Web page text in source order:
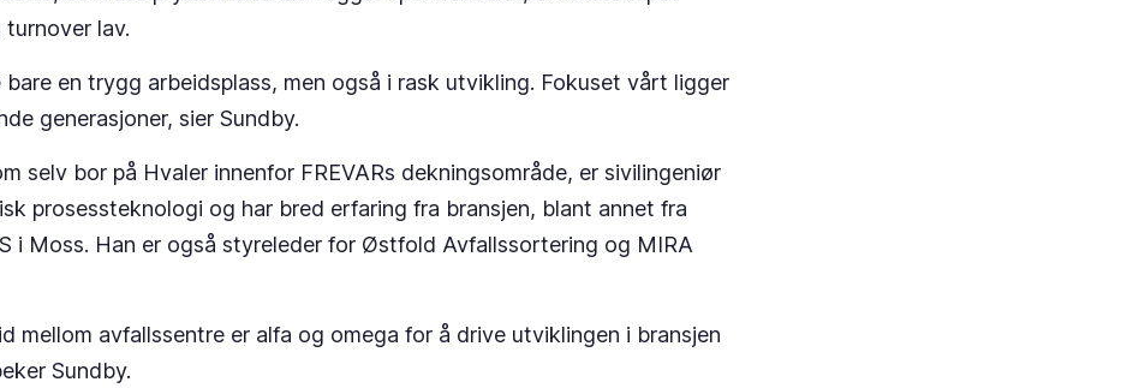
lav.
bare en trygg arbeidsplass, men også i rask utvikling. Fokuset vårt ligger
generasjoner, sier Sundby.
selv bor på Hvaler innenfor FREVARs dekningsområde, er sivilingeniør
prosessteknologi og har bred erfaring fra bransjen, blant annet fra
i Moss. Han er også styreleder for Østfold Avfallssortering og MIRA
mellom avfallssentre er alfa og omega for å drive utviklingen i bransjen
Sundby.